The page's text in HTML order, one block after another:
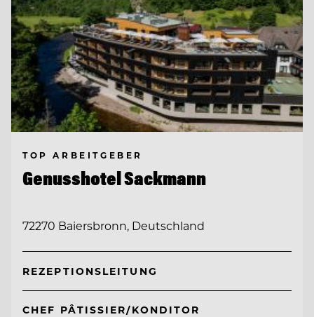
TOP ARBEITGEBER
Genusshotel Sackmann
72270 Baiersbronn, Deutschland
REZEPTIONSLEITUNG
CHEF PÂTISSIER/KONDITOR